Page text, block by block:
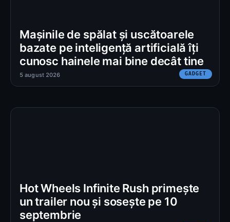
Mașinile de spălat și uscătoarele
bazate pe inteligență artificială îți
cunosc hainele mai bine decât tine
GADGET
5 august 2026
Hot Wheels Infinite Rush primește
un trailer nou și sosește pe 10
septembrie